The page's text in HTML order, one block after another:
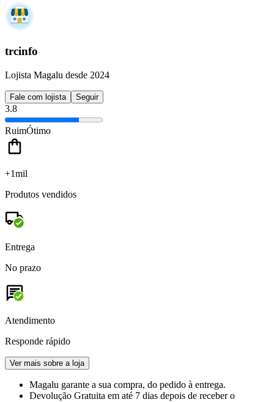
trcinfo
Lojista Magalu desde 2024
Fale com lojista Seguir
3.8
RuimÓtimo
+1mil
Produtos vendidos
Entrega
No prazo
Atendimento
Responde rápido
Ver mais sobre a loja
Magalu garante a sua compra, do pedido à entrega.
Devolução Gratuita em até 7 dias depois de receber o